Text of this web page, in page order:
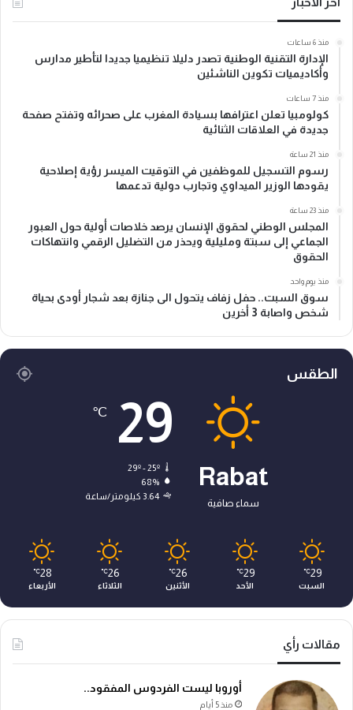
منذ 6 ساعات
الإدارة التقنية الوطنية تصدر دليلا تنظيميا جديدا لتأطير مدارس
وأكاديميات تكوين الناشئين
منذ 7 ساعات
كولومبيا تعلن اعترافها بسيادة المغرب على صحرائه وتفتح صفحة
جديدة في العلاقات الثنائية
منذ 21 ساعة
رسوم التسجيل للموظفين في التوقيت الميسر رؤية إصلاحية
يقودها الوزير الميداوي وتجارب دولية تدعمها
منذ 23 ساعة
المجلس الوطني لحقوق الإنسان يرصد خلاصات أولية حول العبور
الجماعي إلى سبتة ومليلية ويحذر من التضليل الرقمي وانتهاكات
الحقوق
منذ يوم واحد
سوق السبت.. حفل زفاف يتحول الى جنازة بعد شجار أودى بحياة
شخص واصابة 3 أخرين
الطقس
Rabat
سماء صافية
29
℃
29º - 25º
68%
3.64 كيلومتر/ساعة
29
℃
السبت
29
℃
الأحد
26
℃
الأثنين
26
℃
الثلاثاء
28
℃
الأربعاء
مقالات رأي
أوروبا ليست الفردوس المفقود..
منذ 5 أيام